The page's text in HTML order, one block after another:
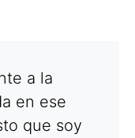
a la
en ese
que soy